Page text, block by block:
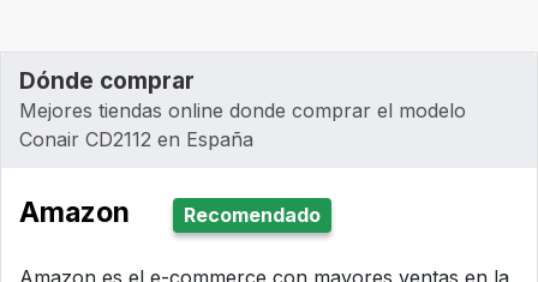
Dónde comprar
Mejores tiendas online donde comprar el modelo
Conair CD2112 en España
Amazon Recomendado
Amazon es el e-commerce con mayores ventas en la